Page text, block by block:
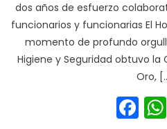
dos años de esfuerzo
funcionarios y funcionarias El
momento de profundo
Higiene y Seguridad obtuvo
Oro,